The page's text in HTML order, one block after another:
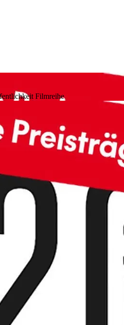
Filmreihe